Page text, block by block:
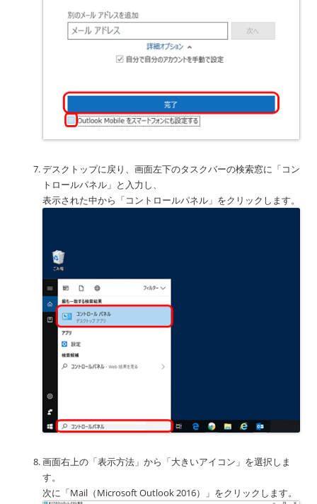
デスクトップに戻り、画面左下のタスクバーの検索窓に「コン
トロールパネル」と入力し、
表示された中から「コントロールパネル」をクリックします。
画面右上の「表示方法」から「大きいアイコン」を選択しま
す。
次に「Mail（Microsoft Outlook 2016）」をクリックします。